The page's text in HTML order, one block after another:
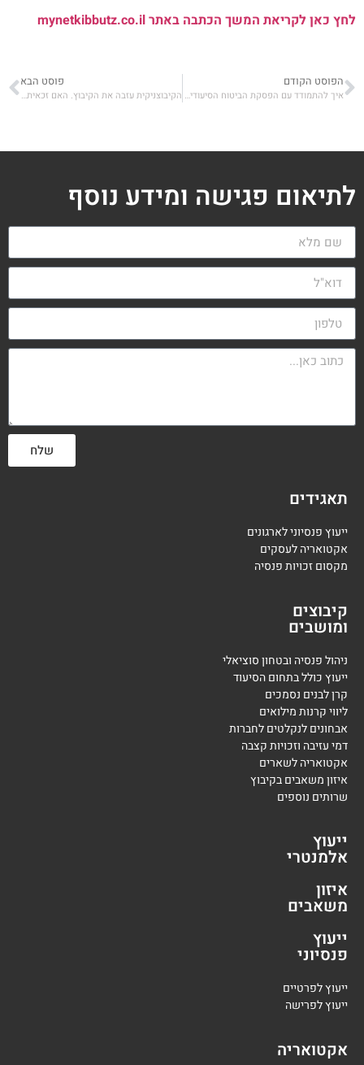
לחץ כאן לקריאת המשך הכתבה באתר mynetkibbutz.co.il
הפוסט הקודם
איך להתמודד עם הפסקת הביטוח הסיעודי ברמת הקיבוץ?
פוסט הבא
הקיבוצניקית עזבה את הקיבוץ. האם זכאית לפנסיה?
לתיאום פגישה ומידע נוסף
שלח
תאגידים
ייעוץ פנסיוני לארגונים
אקטואריה לעסקים
מקסום זכויות פנסיה
קיבוצים
ומושבים
ניהול פנסיה ובטחון סוציאלי
ייעוץ כולל בתחום הסיעוד
קרן לבנים נסמכים
ליווי קרנות מילואים
אבחונים לנקלטים לחברות
דמי עזיבה וזכויות קצבה
אקטואריה לשארים
איזון משאבים בקיבוץ
שרותים נוספים
ייעוץ
אלמנטרי
איזון
משאבים
ייעוץ
פנסיוני
ייעוץ לפרטיים
ייעוץ לפרישה
אקטואריה